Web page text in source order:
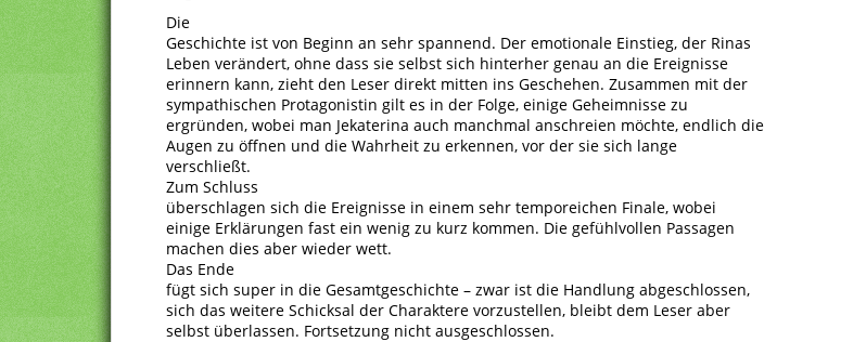
Die
Geschichte ist von Beginn an sehr spannend. Der emotionale Einstieg, der Rinas
Leben verändert, ohne dass sie selbst sich hinterher genau an die Ereignisse
erinnern kann, zieht den Leser direkt mitten ins Geschehen. Zusammen mit der
sympathischen Protagonistin gilt es in der Folge, einige Geheimnisse zu
ergründen, wobei man Jekaterina auch manchmal anschreien möchte, endlich die
Augen zu öffnen und die Wahrheit zu erkennen, vor der sie sich lange
verschließt.
Zum Schluss
überschlagen sich die Ereignisse in einem sehr temporeichen Finale, wobei
einige Erklärungen fast ein wenig zu kurz kommen. Die gefühlvollen Passagen
machen dies aber wieder wett.
Das Ende
fügt sich super in die Gesamtgeschichte – zwar ist die Handlung abgeschlossen,
sich das weitere Schicksal der Charaktere vorzustellen, bleibt dem Leser aber
selbst überlassen. Fortsetzung nicht ausgeschlossen.